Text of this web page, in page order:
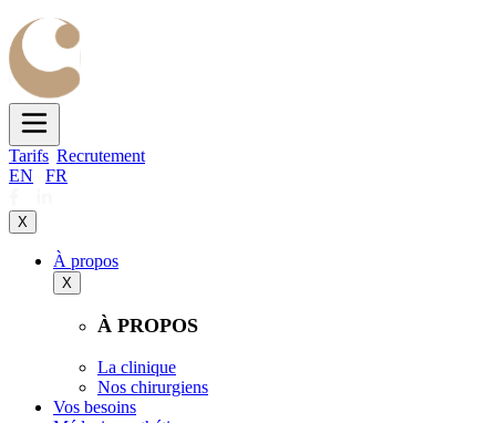
Tarifs Recrutement
EN
FR
X
À propos
X
À PROPOS
La clinique
Nos chirurgiens
Vos besoins